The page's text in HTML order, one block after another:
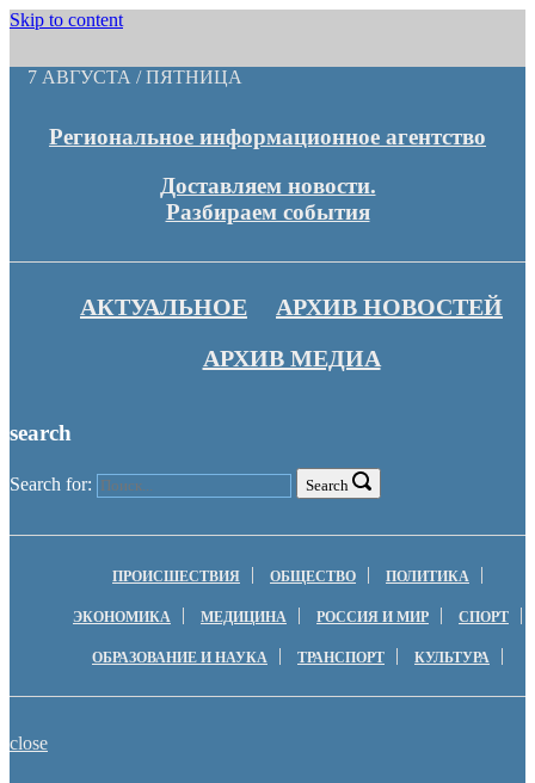
Skip to content
7 АВГУСТА / ПЯТНИЦА
Региональное информационное агентство
Доставляем новости.
Разбираем события
АКТУАЛЬНОЕ
АРХИВ НОВОСТЕЙ
АРХИВ МЕДИА
search
Search for: Search
ПРОИСШЕСТВИЯ ОБЩЕСТВО ПОЛИТИКА
ЭКОНОМИКА МЕДИЦИНА РОССИЯ И МИР СПОРТ
ОБРАЗОВАНИЕ И НАУКА ТРАНСПОРТ КУЛЬТУРА
close